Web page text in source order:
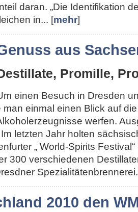
daran. „Die Identifikation
in... [mehr]
aus
Promille,
einen Besuch in Dresden
einmal einen Blick auf
werfen.
letzten Jahr holten
„ World-Spirits
300 verschiedenen
2010 den